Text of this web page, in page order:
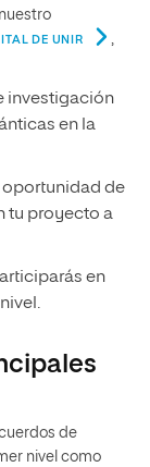
DE UNIR
,
investigación
en la
oportunidad de
tu proyecto a
en
de
nivel como